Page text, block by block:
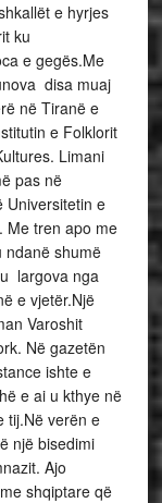
e hyrjes
ku
e gegës.Me
disa muaj
në Tiranë e
e Folklorit
Limani
pas në
Universitetin e
Me tren apo me
ndanë shumë
largova nga
e vjetër.Një
Varoshit
Në gazetën
ishte e
e ai u kthye në
tij.Në verën e
një bisedimi
Ajo
shqiptare që